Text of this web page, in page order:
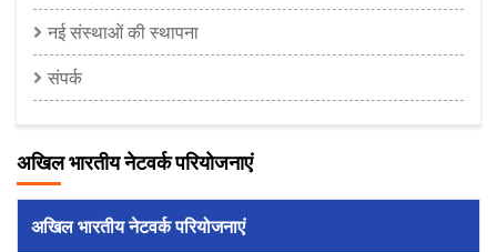
नई संस्थाओं की स्थापना
संपर्क
अखिल भारतीय नेटवर्क परियोजनाएं
अखिल भारतीय नेटवर्क परियोजनाएं